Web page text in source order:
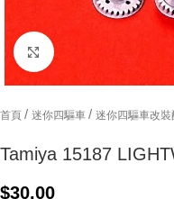
Click to enlarge
首頁 / 迷你四驅車 / 迷你四驅車改裝
Tamiya 15187
$30.00